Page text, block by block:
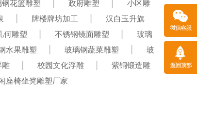
钢花篮雕塑 政府雕塑
小区雕
牌楼牌坊加工
汉白玉升旗
何雕塑 不锈钢镜面雕塑
玻璃
水果雕塑 玻璃钢蔬菜雕塑
玻
雕 校园文化浮雕
紫铜锻造雕
座椅坐凳雕塑厂家